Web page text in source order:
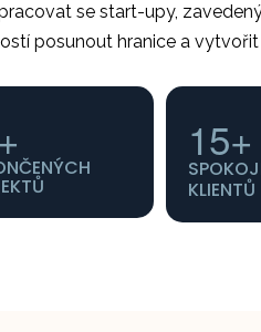
se start-upy,
posunout hranice a
+ 15+
KLIENTŮ